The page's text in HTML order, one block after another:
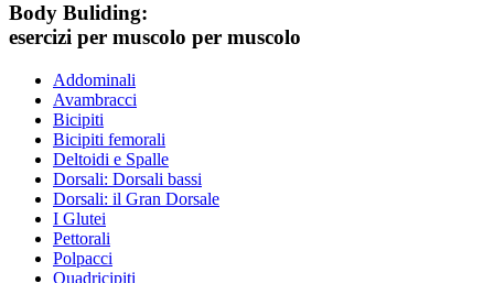
Body Buliding:
esercizi per muscolo per muscolo
Addominali
Avambracci
Bicipiti
Bicipiti femorali
Deltoidi e Spalle
Dorsali: Dorsali bassi
Dorsali: il Gran Dorsale
I Glutei
Pettorali
Polpacci
Quadricipiti